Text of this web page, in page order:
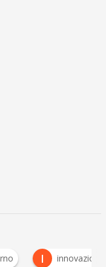
jeff bezos